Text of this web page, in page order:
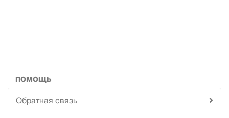
ПОМОЩЬ
Обратная связь